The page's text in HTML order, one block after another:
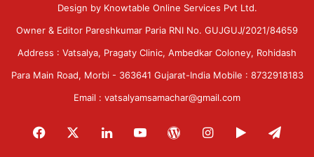
Design by Knowtable Online Services Pvt Ltd.
Owner & Editor Pareshkumar Paria RNI No. GUJGUJ/2021/84659
Address : Vatsalya, Pragaty Clinic, Ambedkar Coloney, Rohidash
Para Main Road, Morbi - 363641 Gujarat-India Mobile : 8732918183
Email : vatsalyamsamachar@gmail.com
Facebook LinkedInYouTubeWordPressInstagram
Google